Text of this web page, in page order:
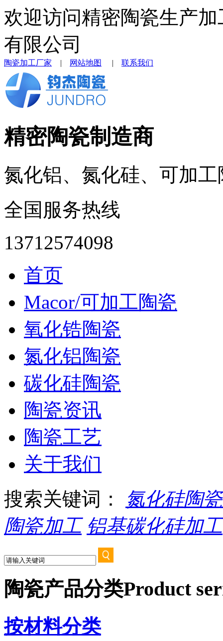
欢迎访问精密陶瓷生产
有限公司
陶瓷加工厂家 | 网站地图 | 联系我们
精密陶瓷制造商
氮化铝、氮化硅、可加
全国服务热线
13712574098
首页
Macor/可加工陶瓷
氧化锆陶瓷
氮化铝陶瓷
碳化硅陶瓷
陶瓷资讯
陶瓷工艺
关于我们
搜索关键词：
氮化硅陶
陶瓷加工 铝基碳化硅加工
陶瓷产品分类Product
按材料分类